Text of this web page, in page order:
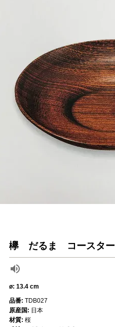
欅 だるま コースター
ø: 13.4 cm
品番: TDB027
原産国: 日本
材質: 桜